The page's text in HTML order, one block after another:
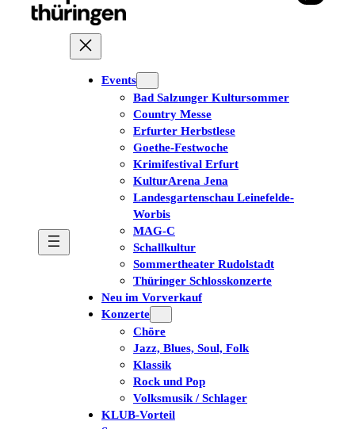
Events
Bad Salzunger Kultursommer
Country Messe
Erfurter Herbstlese
Goethe-Festwoche
Krimifestival Erfurt
KulturArena Jena
Landesgartenschau Leinefelde-
Worbis
MAG-C
Schallkultur
Sommertheater Rudolstadt
Thüringer Schlosskonzerte
Neu im Vorverkauf
Konzerte
Chöre
Jazz, Blues, Soul, Folk
Klassik
Rock und Pop
Volksmusik / Schlager
KLUB-Vorteil
Tickets kaufen